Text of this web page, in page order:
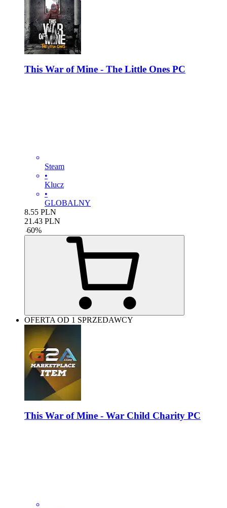
This War of Mine - The Little Ones PC
Steam
•
Klucz
•
GLOBALNY
8.55 PLN
21.43 PLN
-60%
OFERTA OD 1 SPRZEDAWCY
This War of Mine - War Child Charity PC